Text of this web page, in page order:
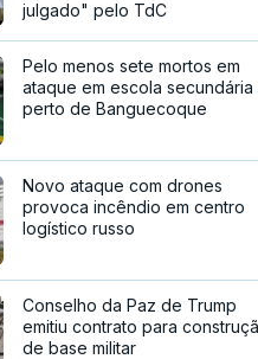
julgado" pelo TdC
Pelo menos sete mortos em
ataque em escola secundária
perto de Banguecoque
Novo ataque com drones
provoca incêndio em centro
logístico russo
Conselho da Paz de Trump
emitiu contrato para
de base militar